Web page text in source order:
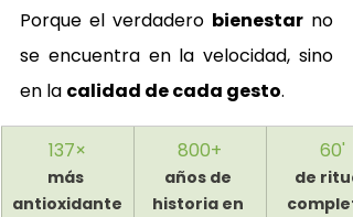
Porque el verdadero bienestar no
se encuentra en la velocidad, sino
en la calidad de cada gesto.
137×
más
antioxidante
800+
años de
historia en
60'
de